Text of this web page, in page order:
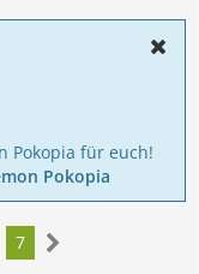
Pokopia für euch!
Pokopia
7